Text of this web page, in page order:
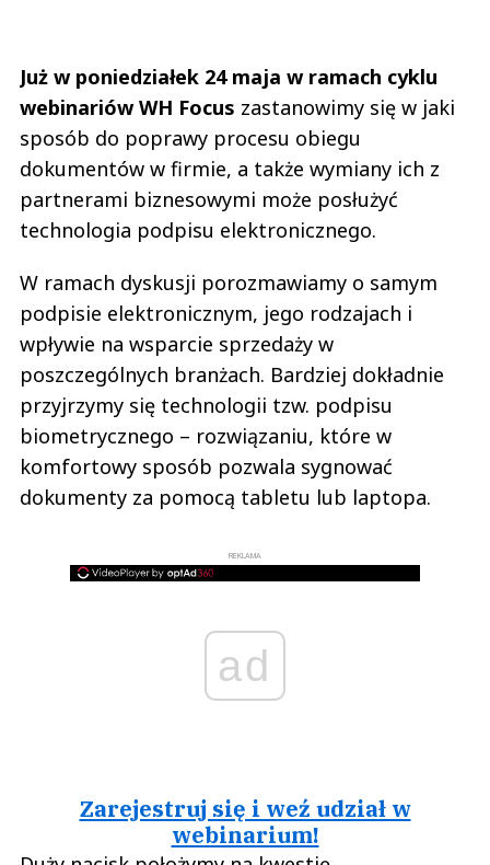
Już w poniedziałek 24 maja w ramach cyklu
webinariów WH Focus zastanowimy się w jaki
sposób do poprawy procesu obiegu
dokumentów w firmie, a także wymiany ich z
partnerami biznesowymi może posłużyć
technologia podpisu elektronicznego.
W ramach dyskusji porozmawiamy o samym
podpisie elektronicznym, jego rodzajach i
wpływie na wsparcie sprzedaży w
poszczególnych branżach. Bardziej dokładnie
przyjrzymy się technologii tzw. podpisu
biometrycznego – rozwiązaniu, które w
komfortowy sposób pozwala sygnować
dokumenty za pomocą tabletu lub laptopa.
REKLAMA
ad
Zarejestruj się i weź udział w
webinarium!